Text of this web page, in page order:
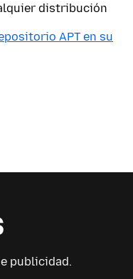
distribución
APT en su
publicidad.